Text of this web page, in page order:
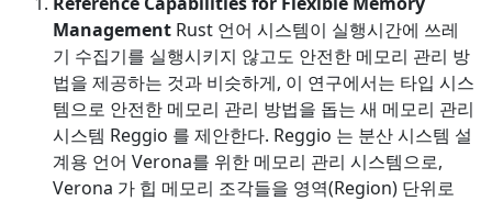
Management Rust 언어 시스템이 실행시간에 쓰레
기 수집기를 실행시키지 않고도 안전한 메모리 관리 방
법을 제공하는 것과 비슷하게, 이 연구에서는 타입 시스
템으로 안전한 메모리 관리 방법을 돕는 새 메모리 관리
시스템 Reggio 를 제안한다. Reggio 는 분산 시스템 설
계용 언어 Verona를 위한 메모리 관리 시스템으로,
Verona 가 힙 메모리 조각들을 영역(Region) 단위로